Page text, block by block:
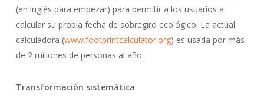
(en inglés para empezar) para permitir a los usuarios a
calcular su propia fecha de sobregiro ecológico. La actual
calculadora (www.footprintcalculator.org) es usada por más
de 2 millones de personas al año.
Transformación sistemática